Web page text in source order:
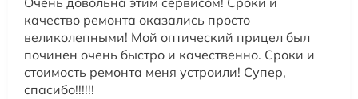
качество ремонта оказались просто
великолепными! Мой оптический прицел был
починен очень быстро и качественно. Сроки и
стоимость ремонта меня устроили! Супер,
спасибо!!!!!!